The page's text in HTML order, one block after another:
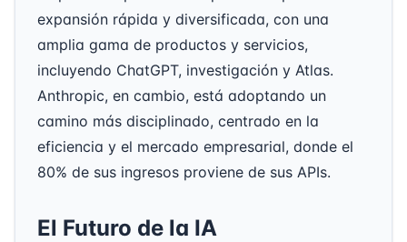
expansión rápida y diversificada, con una
amplia gama de productos y servicios,
incluyendo ChatGPT, investigación y Atlas.
Anthropic, en cambio, está adoptando un
camino más disciplinado, centrado en la
eficiencia y el mercado empresarial, donde el
80% de sus ingresos proviene de sus APIs.
El Futuro de la IA